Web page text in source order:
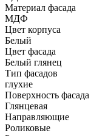
Материал фасада
МДФ
Цвет корпуса
Белый
Цвет фасада
Белый глянец
Тип фасадов
глухие
Поверхность фасада
Глянцевая
Направляющие
Роликовые